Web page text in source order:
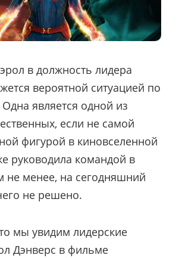
в должность лидера
вероятной ситуацией по
является одной из
если не самой
фигурой в киновселенной
руководила командой в
не менее, на сегодняшний
не решено.
мы увидим лидерские
Дэнверс в фильме